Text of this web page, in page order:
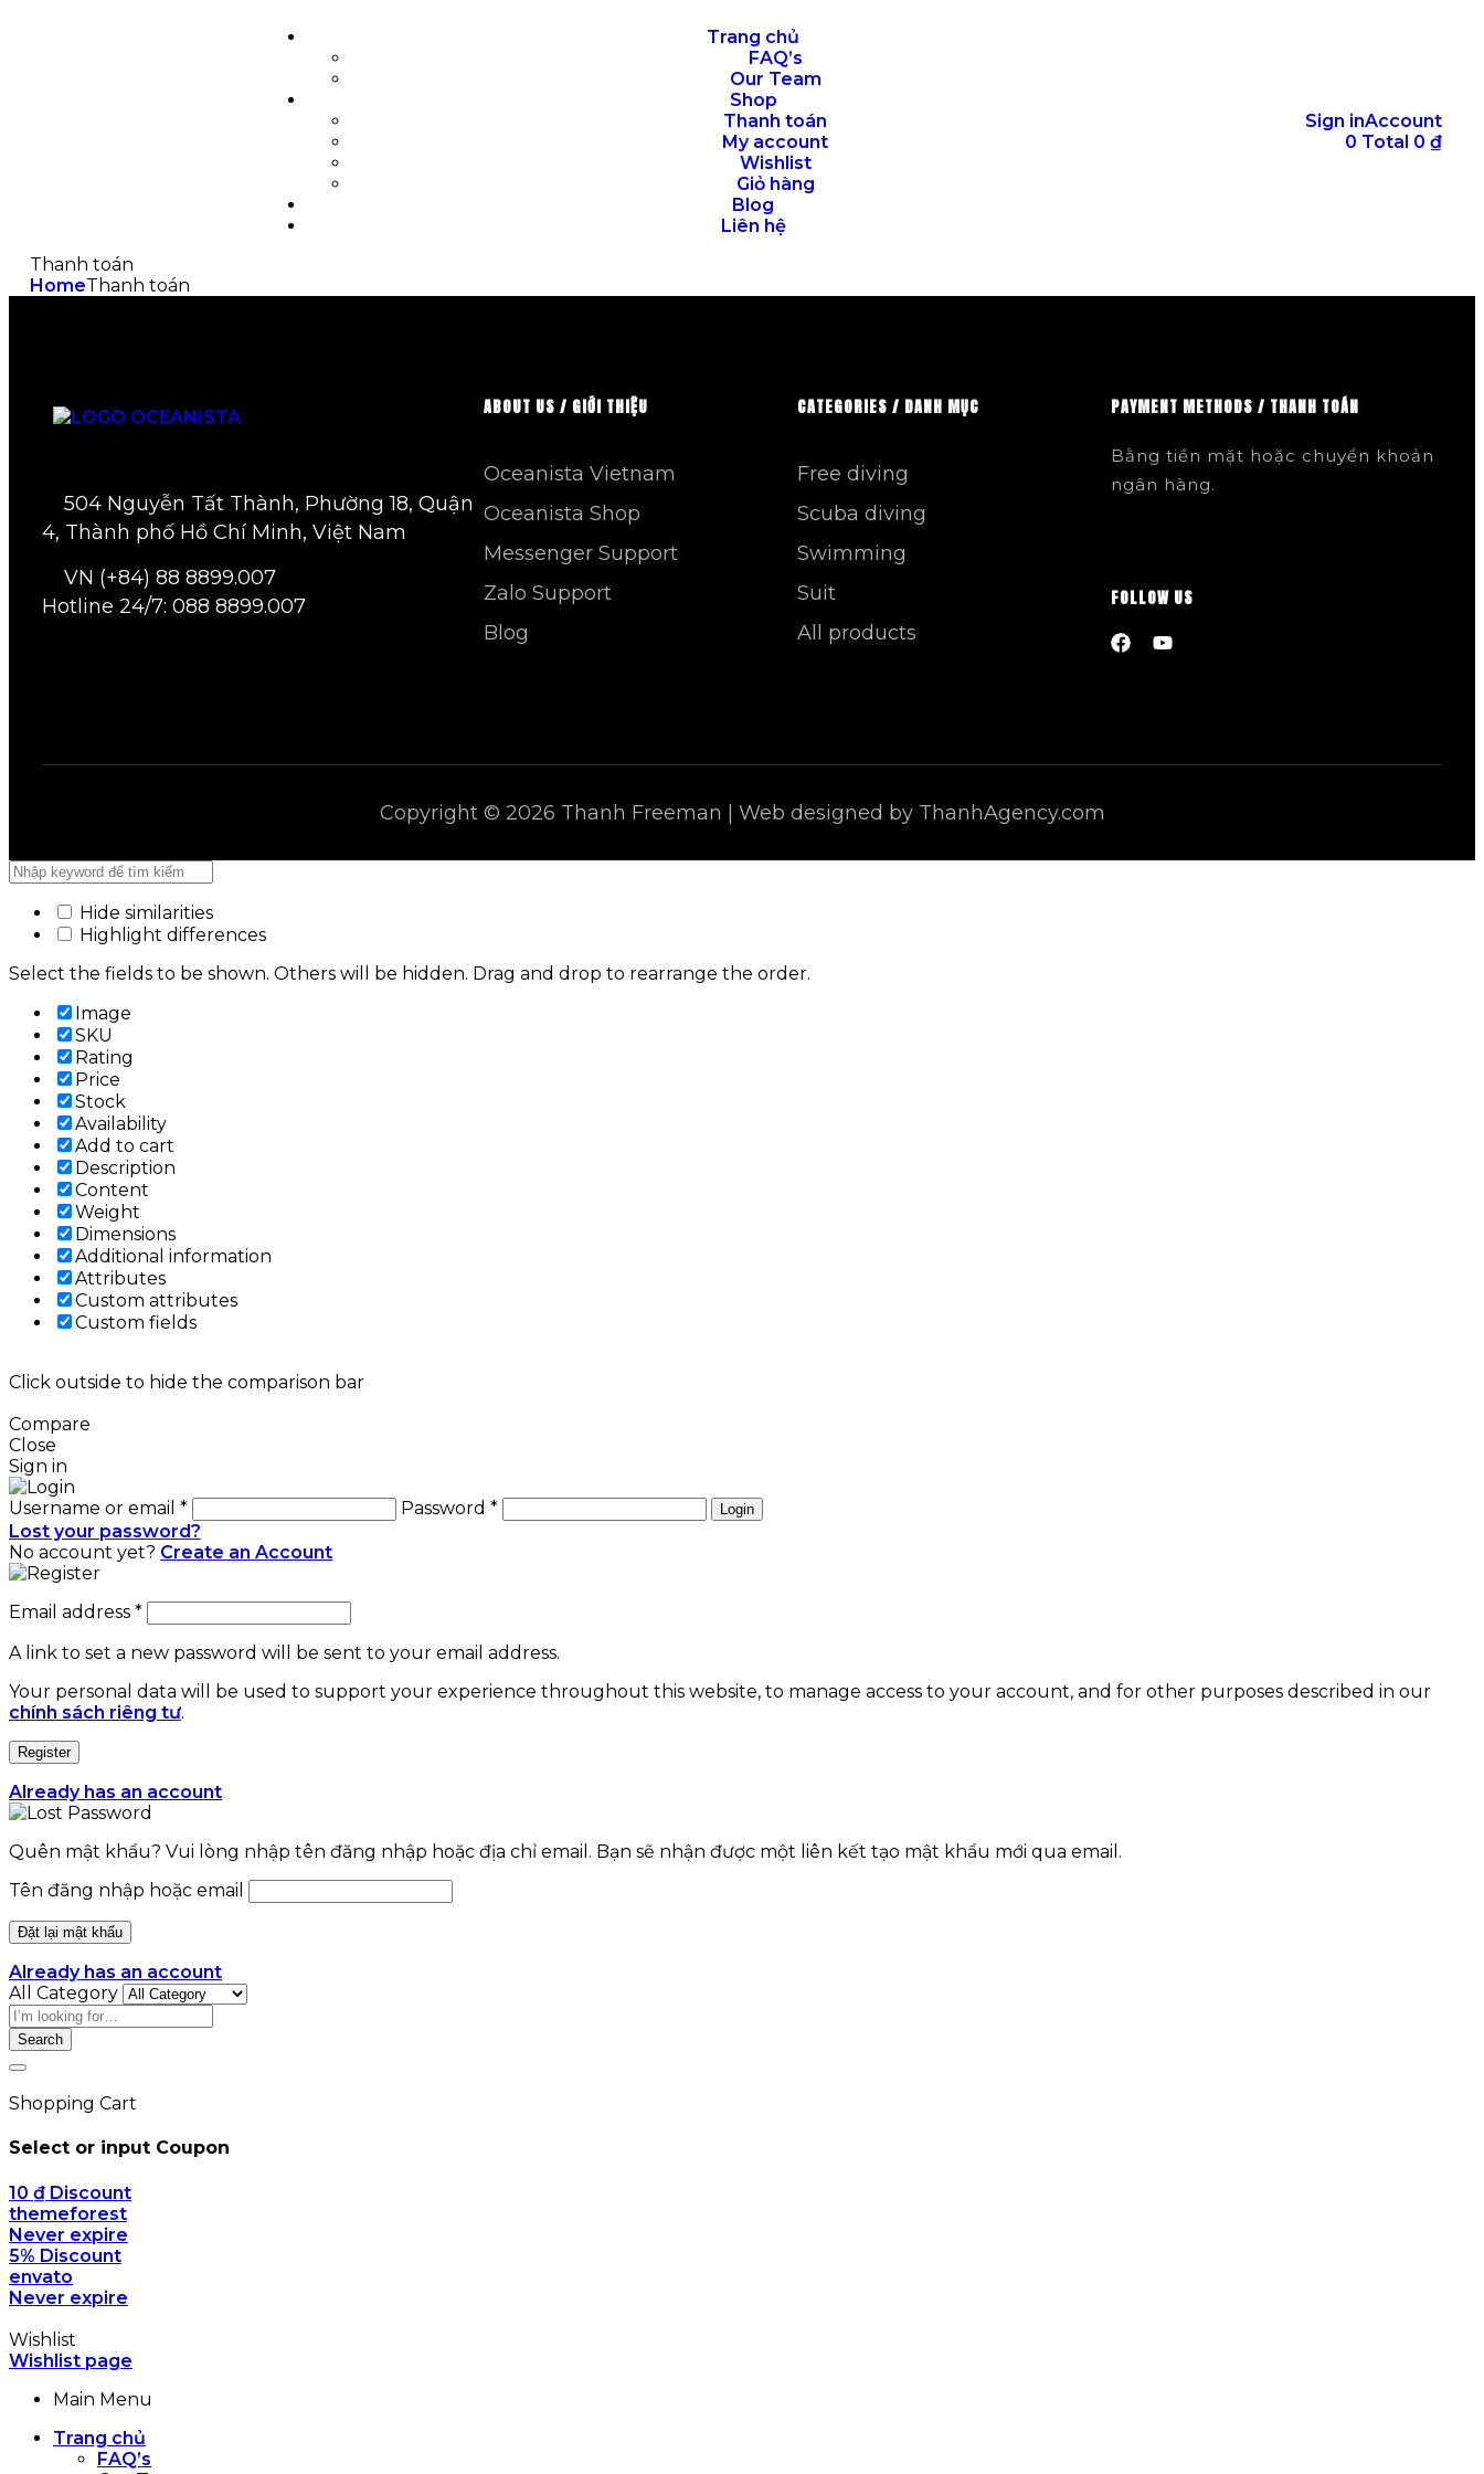
Trang chủ
FAQ’s
Our Team
Shop
Thanh toán
My account
Wishlist
Giỏ hàng
Blog
Liên hệ
Sign inAccount
0 Total 0 ₫
Thanh toán
HomeThanh toán
504 Nguyễn Tất Thành, Phường 18, Quận
4, Thành phố Hồ Chí Minh, Việt Nam
VN (+84) 88 8899.007
Hotline 24/7: 088 8899.007
ABOUT US / GIỚI THIỆU
Oceanista Vietnam
Oceanista Shop
Messenger Support
Zalo Support
Blog
CATEGORIES / DANH MỤC
Free diving
Scuba diving
Swimming
Suit
All products
PAYMENT METHODS / THANH TOÁN
Bằng tiền mặt hoặc chuyển khoản
ngân hàng.
FOLLOW US
Copyright © 2026 Thanh Freeman | Web designed by ThanhAgency.com
Hide similarities
Highlight differences
Select the fields to be shown. Others will be hidden. Drag and drop to rearrange the order.
Image
SKU
Rating
Price
Stock
Availability
Add to cart
Description
Content
Weight
Dimensions
Additional information
Attributes
Custom attributes
Custom fields
Click outside to hide the comparison bar
Compare
Close
Sign in
Username or email * Password * Login
Lost your password?
No account yet? Create an Account
Email address *
A link to set a new password will be sent to your email address.
Your personal data will be used to support your experience throughout this website, to manage access to your account, and for other purposes described in our
chính sách riêng tư.
Register
Already has an account
Quên mật khẩu? Vui lòng nhập tên đăng nhập hoặc địa chỉ email. Bạn sẽ nhận được một liên kết tạo mật khẩu mới qua email.
Tên đăng nhập hoặc email
Đặt lại mật khẩu
Already has an account
All Category
Search
Shopping Cart
Select or input Coupon
10 ₫ Discount
themeforest
Never expire
5% Discount
envato
Never expire
Wishlist
Wishlist page
Main Menu
Trang chủ
FAQ’s